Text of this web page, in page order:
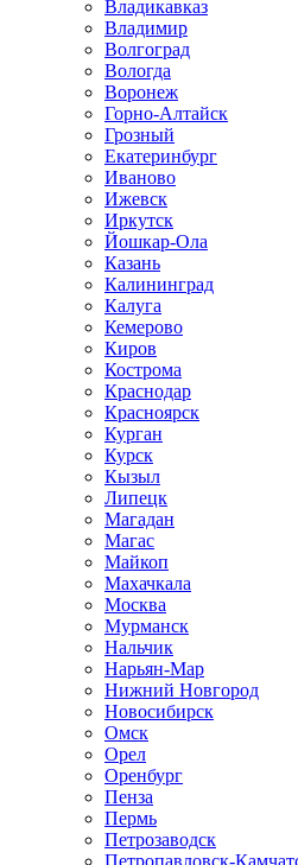
Владикавказ
Владимир
Волгоград
Вологда
Воронеж
Горно-Алтайск
Грозный
Екатеринбург
Иваново
Ижевск
Иркутск
Йошкар-Ола
Казань
Калининград
Калуга
Кемерово
Киров
Кострома
Краснодар
Красноярск
Курган
Курск
Кызыл
Липецк
Магадан
Магас
Майкоп
Махачкала
Москва
Мурманск
Нальчик
Нарьян-Мар
Нижний Новгород
Новосибирск
Омск
Орел
Оренбург
Пенза
Пермь
Петрозаводск
Петропавловск-